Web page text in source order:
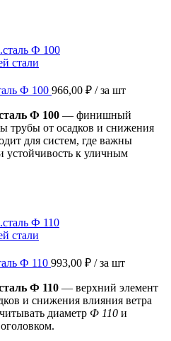
стали
Ф 100 966,00 ₽ / за шт
Ф 100 — финишный
трубы от осадков и снижения
для систем, где важны
устойчивость к уличным
стали
Ф 110 993,00 ₽ / за шт
Ф 110 — верхний элемент
и снижения влияния ветра
диаметр Ф 110 и